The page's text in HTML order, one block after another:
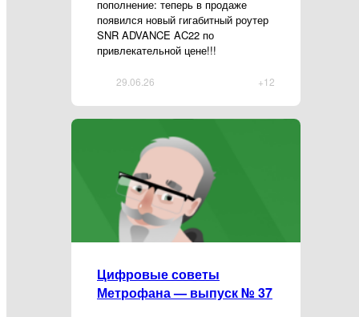
пополнение: теперь в продаже
появился новый гигабитный роутер
SNR ADVANCE AC22 по
привлекательной цене!!!
+12
29.06.26
Цифровые советы
Метрофана — выпуск № 37